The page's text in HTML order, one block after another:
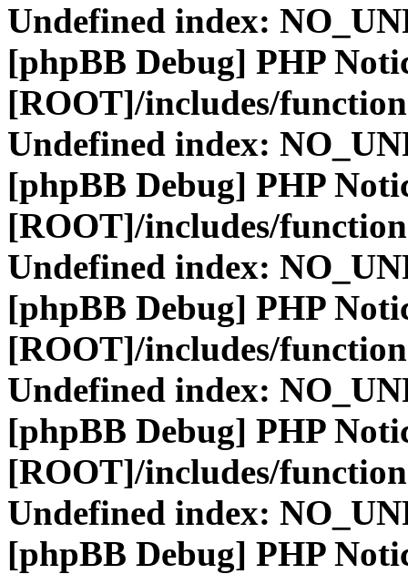
Undefined index:
[phpBB Debug] PHP
[ROOT]/includes/
Undefined index:
[phpBB Debug] PHP
[ROOT]/includes/
Undefined index:
[phpBB Debug] PHP
[ROOT]/includes/
Undefined index:
[phpBB Debug] PHP
[ROOT]/includes/
Undefined index:
[phpBB Debug] PHP